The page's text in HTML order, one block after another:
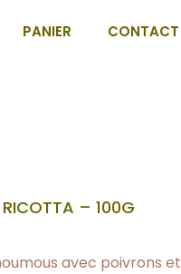
PANIER CONTACT
– 100G
avec poivrons